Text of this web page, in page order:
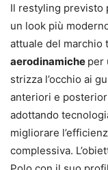
Il restyling previsto
un look più
attuale del marchio
aerodinamiche per
strizza l’occhio ai
anteriori e
adottando
migliorare
complessiva.